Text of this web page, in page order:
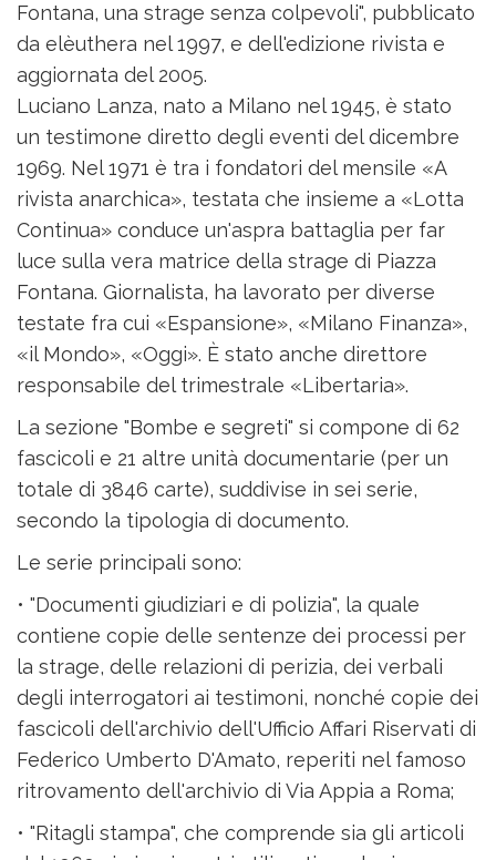
Fontana, una strage senza colpevoli", pubblicato
da elèuthera nel 1997, e dell'edizione rivista e
aggiornata del 2005.
Luciano Lanza, nato a Milano nel 1945, è stato
un testimone diretto degli eventi del dicembre
1969. Nel 1971 è tra i fondatori del mensile «A
rivista anarchica», testata che insieme a «Lotta
Continua» conduce un'aspra battaglia per far
luce sulla vera matrice della strage di Piazza
Fontana. Giornalista, ha lavorato per diverse
testate fra cui «Espansione», «Milano Finanza»,
«il Mondo», «Oggi». È stato anche direttore
responsabile del trimestrale «Libertaria».
La sezione "Bombe e segreti" si compone di 62
fascicoli e 21 altre unità documentarie (per un
totale di 3846 carte), suddivise in sei serie,
secondo la tipologia di documento.
Le serie principali sono:
• "Documenti giudiziari e di polizia", la quale
contiene copie delle sentenze dei processi per
la strage, delle relazioni di perizia, dei verbali
degli interrogatori ai testimoni, nonché copie dei
fascicoli dell'archivio dell'Ufficio Affari Riservati di
Federico Umberto D'Amato, reperiti nel famoso
ritrovamento dell'archivio di Via Appia a Roma;
• "Ritagli stampa", che comprende sia gli articoli